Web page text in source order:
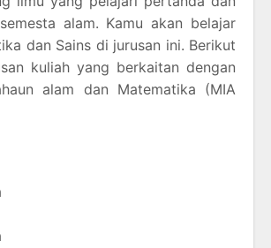
alam. Kamu akan belajar
dan Sains di jurusan ini. Berikut
kuliah yang berkaitan dengan
alam dan Matematika (MIA